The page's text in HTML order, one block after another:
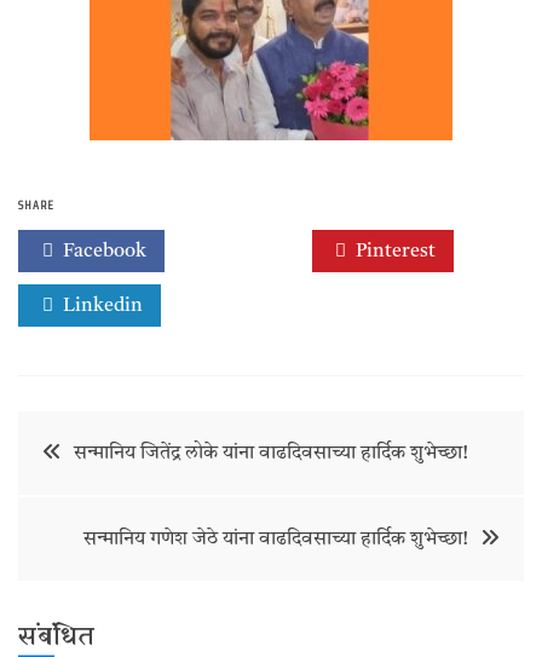
SHARE
Facebook Pinterest
Linkedin
Postसन्मानिय जितेंद्र लोके यांना वाढदिवसाच्या हार्दिक शुभेच्छा!
सन्मानिय गणेश जेठे यांना वाढदिवसाच्या हार्दिक शुभेच्छा!
संबंधित